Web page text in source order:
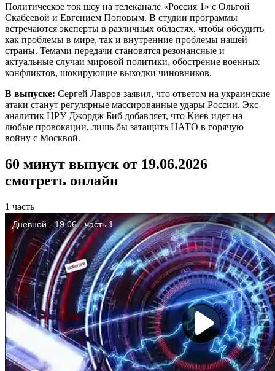
Политическое ток шоу на телеканале «Россия 1» с Ольгой
Скабеевой и Евгением Поповым. В студии программы
встречаются эксперты в различных областях, чтобы обсудить
как проблемы в мире, так и внутренние проблемы нашей
страны. Темами передачи становятся резонансные и
актуальные случаи мировой политики, обострение военных
конфликтов, шокирующие выходки чиновников.
В выпуске: Сергей Лавров заявил, что ответом на украинские
атаки станут регулярные массированные удары России. Экс-
аналитик ЦРУ Джордж Биб добавляет, что Киев идет на
любые провокации, лишь бы затащить НАТО в горячую
войну с Москвой.
60 минут выпуск от 19.06.2026
смотреть онлайн
1 часть